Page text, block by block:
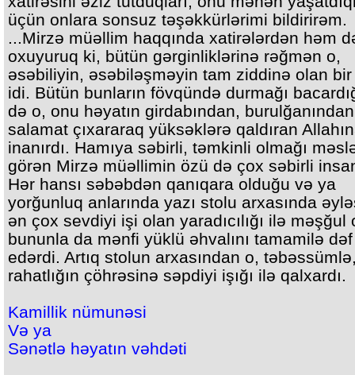
üçün onlara sonsuz təşəkkürlərimi bildirirəm.
...Mirzə müəllim haqqında xatirələrdən həm
oxuyuruq ki, bütün gərginliklərinə rəğmən o,
əsəbiliyin, əsəbiləşməyin tam ziddinə olan
idi. Bütün bunların fövqündə durmağı
də o, onu həyatın girdabından,
salamat çıxararaq yüksəklərə qaldıran
inanırdı. Hamıya səbirli, təmkinli olmağı
görən Mirzə müəllimin özü də çox səbirli
Hər hansı səbəbdən qanıqara olduğu və ya
yorğunluq anlarında yazı stolu arxasında
ən çox sevdiyi işi olan yaradıcılığı ilə məşğul
bununla da mənfi yüklü əhvalını tamamilə dəf
edərdi. Artıq stolun arxasından o,
rahatlığın çöhrəsinə səpdiyi işığı ilə qalxardı.
Kamillik nümunəsi
Və ya
Sənətlə həyatın vəhdəti